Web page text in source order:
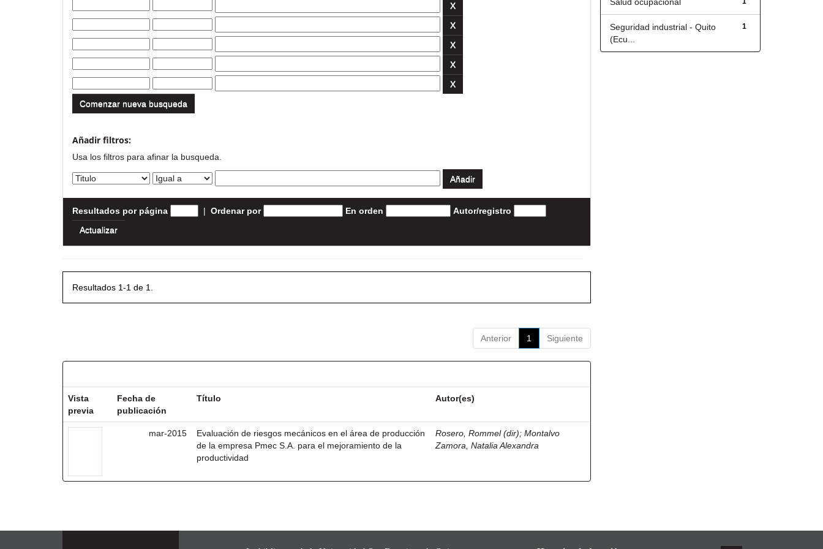
Comenzar nueva busqueda
Añadir filtros:
Usa los filtros para afinar la busqueda.
Resultados por página | Ordenar por En orden Autor/registro
Resultados 1-1 de 1.
Anterior 1 Siguiente
Vista
previa
Fecha de
publicación
Título Autor(es)
mar-2015
Evaluación de riesgos mecánicos en el área de producción
de la empresa Pmec S.A. para el mejoramiento de la
productividad
Rosero, Rommel (dir);Montalvo
Zamora, Natalia Alexandra
1
Seguridad industrial - Quito
(Ecu...